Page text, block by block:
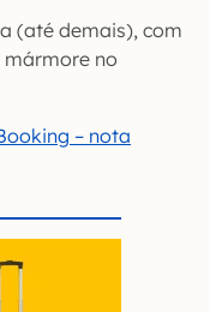
(até demais), com
no
– nota